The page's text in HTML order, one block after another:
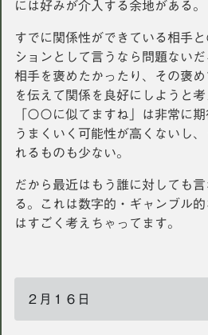
には好みが介入する余地がある。
すでに関係性ができている相手
ションとして言うなら問題ない
相手を褒めたかったり、その褒
を伝えて関係を良好にしようと考
「〇〇に似てますね」は非常に
うまくいく可能性が高くないし
れるものも少ない。
だから最近はもう誰に対しても
る。これは数字的・ギャンブル
はすごく考えちゃってます。
２月１６日